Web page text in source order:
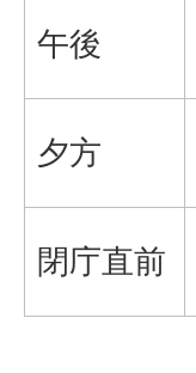
午後
夕方
閉庁直前